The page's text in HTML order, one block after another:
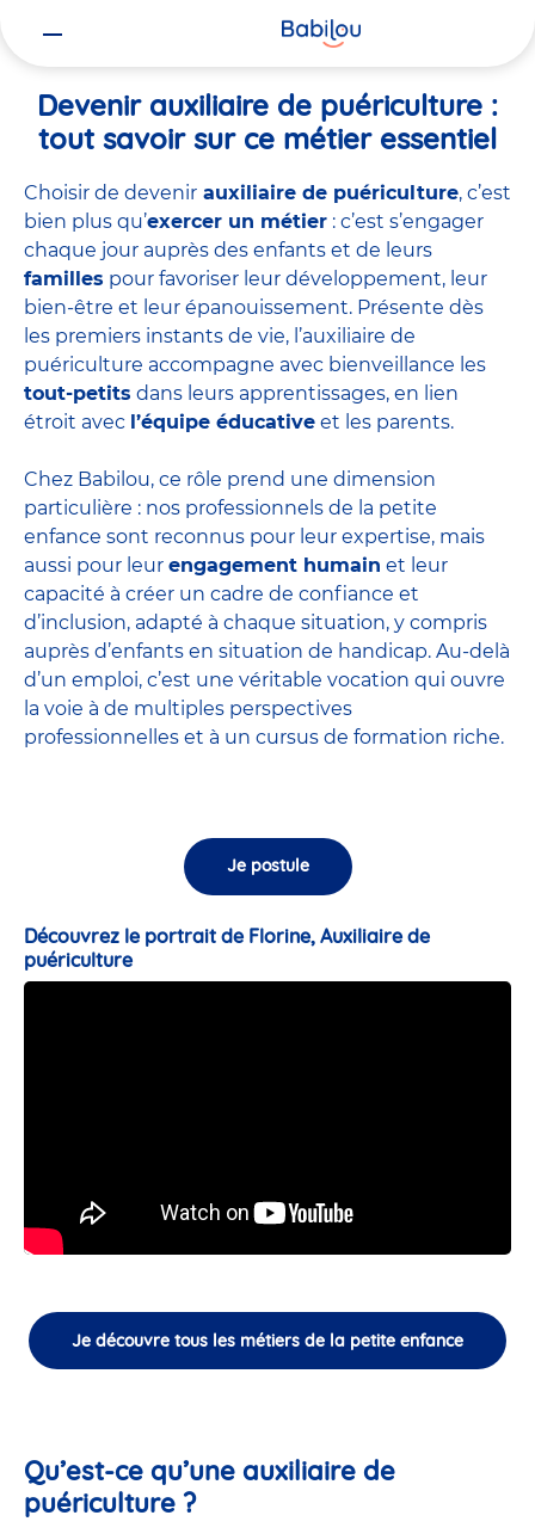
Devenir auxiliaire de puériculture :
tout savoir sur ce métier essentiel
Choisir de devenir auxiliaire de puériculture, c’est
bien plus qu’exercer un métier : c’est s’engager
chaque jour auprès des enfants et de leurs
familles pour favoriser leur développement, leur
bien-être et leur épanouissement. Présente dès
les premiers instants de vie, l’auxiliaire de
puériculture accompagne avec bienveillance les
tout-petits dans leurs apprentissages, en lien
étroit avec l’équipe éducative et les parents.
Chez Babilou, ce rôle prend une dimension
particulière : nos professionnels de la petite
enfance sont reconnus pour leur expertise, mais
aussi pour leur engagement humain et leur
capacité à créer un cadre de confiance et
d’inclusion, adapté à chaque situation, y compris
auprès d’enfants en situation de handicap. Au-delà
d’un emploi, c’est une véritable vocation qui ouvre
la voie à de multiples perspectives
professionnelles et à un cursus de formation riche.
Je postule
Découvrez le portrait de Florine, Auxiliaire de
puériculture
Je découvre tous les métiers de la petite enfance
Qu’est-ce qu’une auxiliaire de
puériculture ?